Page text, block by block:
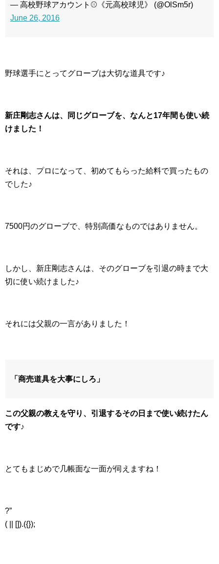
— 高校野球アカウント⚾️《元高校球児》 (@OlSm5r)
June 26, 2016
野球選手にとってグローブは大切な道具です♪
新庄剛志さんは、同じグローブを、なんと17年間も使い続
けました！
それは、プロになって、初めてもらった給料で買ったもの
でした♪
7500円のグローブで、特別高価なものではありません。
しかし、新庄剛志さんは、そのグローブを引退の時まで大
切に使い続けました♪
それには父親の一言がありました！
「商売道具を大事にしろ」
この父親の教えを守り、引退するその日まで使い続けたん
です♪
とてもまじめで几帳面な一面が伺えますね！
?”
( || []).({});